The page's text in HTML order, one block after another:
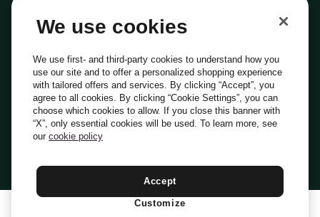
Everli Shoppers
Scopri chi siamo
Domande frequenti
Lavora con noi
Diventa Shopper
Investitori
PrivacyCookiePreferenze Cookie
Termini e Condizioni
Italiano
We use cookies
We use first- and third-party cookies to understand how you
use our site and to offer a personalized shopping experience
with tailored offers and services. By clicking “Accept”, you
agree to all cookies. By clicking “Cookie Settings”, you can
choose which cookies to allow. If you close this banner with
“X”, only essential cookies will be used. To learn more, see
our cookie policy
Accept
Customize